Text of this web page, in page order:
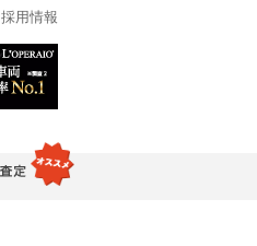
採用情報